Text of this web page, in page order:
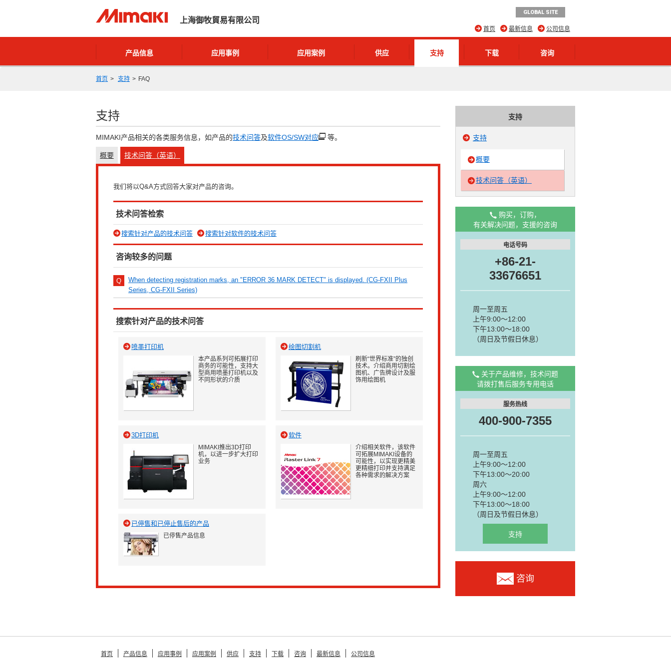
上海御牧貿易有限公司
GLOBAL SITE
公司信息
最新信息
首页
产品信息 应用事例 应用案例 供应 支持 下载 咨询
首页 支持 FAQ
支持
MIMAKI产品相关的各类服务信息，如产品的技术问答及软件OS/SW对应 等。
概要 技术问答（英语）
我们将以Q&A方式回答大家对产品的咨询。
技术问答检索
搜索针对产品的技术问答 搜索针对软件的技术问答
咨询较多的问题
When detecting registration marks, an "ERROR 36 MARK DETECT" is displayed. (CG-FXII Plus
Series, CG-FXII Series)
搜索针对产品的技术问答
喷墨打印机
本产品系列可拓展打印
商务的可能性，支持大
型商用喷墨打印机以及
不同形状的介质
绘图切割机
刷新“世界标准”的独创
技术。介绍商用切割绘
图机、广告牌设计及服
饰用绘图机
3D打印机
MIMAKI推出3D打印
机，以进一步扩大打印
业务
软件
介绍相关软件，该软件
可拓展MIMAKI设备的
可能性，以实现更精美
更精细打印并支持满足
各种需求的解决方案
已停售和已停止售后的产品
已停售产品信息
支持
支持
概要
技术问答（英语）
购买，订购，
有关解决问题，支援的咨询
电话号码
+86-21-
33676651
周一至周五
上午9:00～12:00
下午13:00～18:00
（周日及节假日休息）
关于产品维修，技术问题
请拨打售后服务专用电话
服务热线
400-900-7355
周一至周五
上午9:00～12:00
下午13:00～20:00
周六
上午9:00～12:00
下午13:00～18:00
（周日及节假日休息）
支持
咨询
首页 产品信息 应用事例 应用案例 供应 支持 下载 咨询 最新信息 公司信息